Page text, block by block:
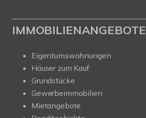
IMMOBILIENANGEBOTE
Eigentumswohnungen
Häuser zum Kauf
Grundstücke
Gewerbeimmobilien
Mietangebote